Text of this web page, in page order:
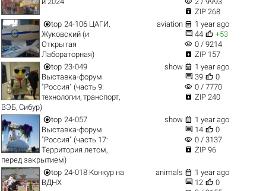
 ZIP 268
top 24-106 ЦАГИ,
Жуковский (и
Открытая
Лабораторная)
aviation  1 year ago
 44  +53
visibility 0 / 9214
 ZIP 157
top 23-049
Выставка-форум
"Россия" (часть 9:
технологии, транспорт,
ВЭБ, Сибур)
show  1 year ago
 39  0
visibility 0 / 7770
 ZIP 240
top 24-057
Выставка-форум
"Россия" (часть 17:
Территория летом,
перед закрытием)
show  1 year ago
 14  0
visibility 0 / 3137
 ZIP 96
top 24-018 Конкур на
ВДНХ
animals  1 year ago
 12  0